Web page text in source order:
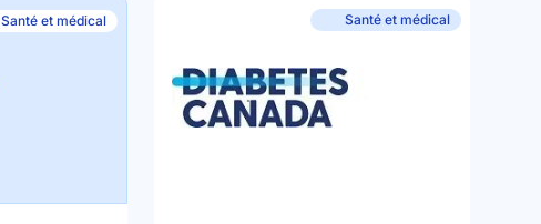
Santé et médical Santé et médical